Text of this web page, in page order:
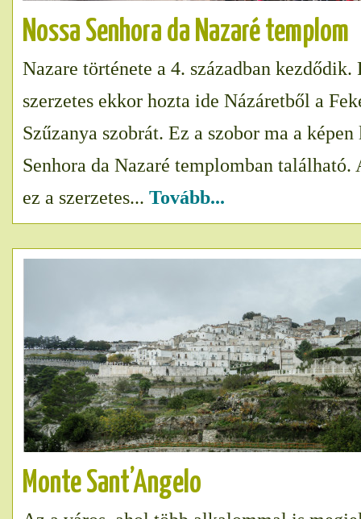
Nossa Senhora da Nazaré templom
Nazare története a 4. században kezdődik.
szerzetes ekkor hozta ide Názáretből a
Szűzanya szobrát. Ez a szobor ma a képen
Senhora da Nazaré templomban található.
ez a szerzetes... Tovább...
Monte Sant’Angelo